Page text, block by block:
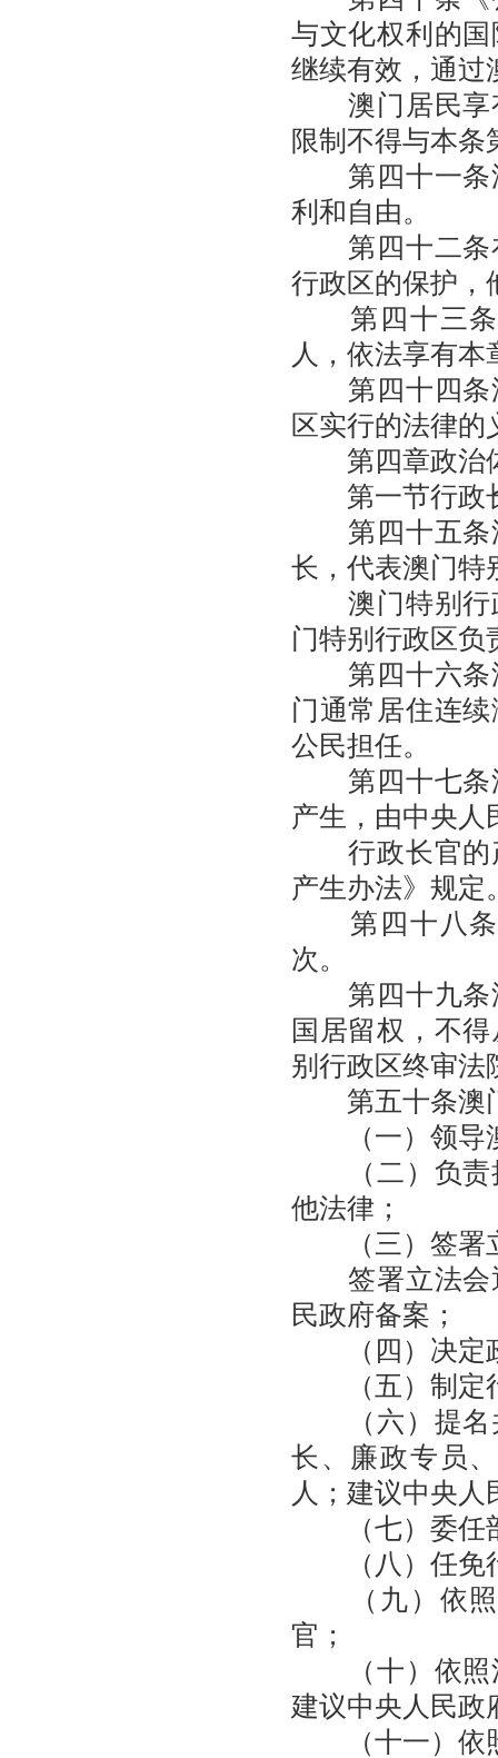
与文化权利的
继续有效，通过
澳门居民享有
限制不得与本条
第四十一条澳
利和自由。
第四十二条在
行政区的保护，
第四十三条
人，依法享有
第四十四条澳
区实行的法律的
第四章政治
第一节行政
第四十五条澳
长，代表澳门特
澳门特别行政
门特别行政区负
第四十六条澳
门通常居住连
公民担任。
第四十七条澳
产生，由中央人
行政长官的产
产生办法》规定
第四十八条
次。
第四十九条澳
国居留权，不
别行政区终审法
第五十条澳门
（一）领导
（二）负责执
他法律；
（三）签署立
签署立法会通
民政府备案；
（四）决定政
（五）制定
（六）提名并
长、廉政专员
人；建议中央
（七）委任
（八）任免
（九）依照
官；
（十）依照法
建议中央人民政
（十一）依照